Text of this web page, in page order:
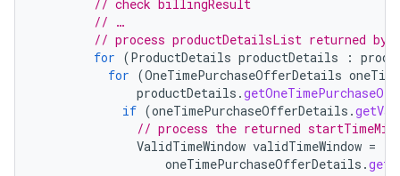
// check billingResult
// …
// process productDetailsList returned by
for (ProductDetails productDetails :
for (OneTimePurchaseOfferDetails
productDetails .
if (oneTimePurchaseOfferDetails .
// process the returned
ValidTimeWindow validTimeWindow =
oneTimePurchaseOfferDetails .